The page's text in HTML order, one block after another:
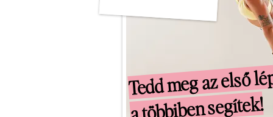
Tedd meg az első
a többiben segítek!